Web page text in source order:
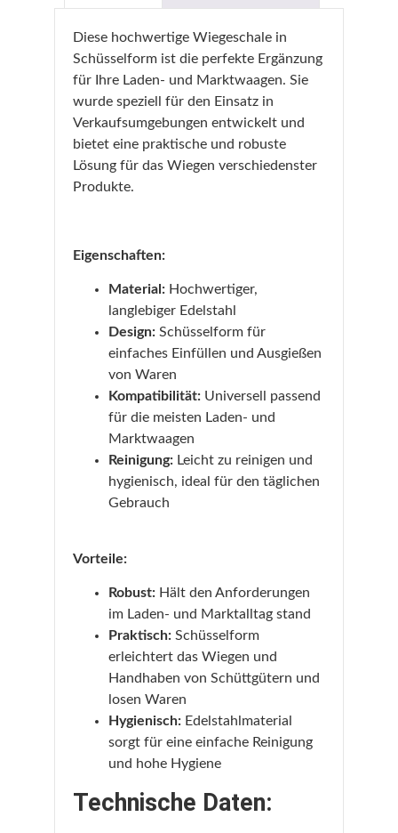
Diese hochwertige Wiegeschale in
Schüsselform ist die perfekte Ergänzung
für Ihre Laden- und Marktwaagen. Sie
wurde speziell für den Einsatz in
Verkaufsumgebungen entwickelt und
bietet eine praktische und robuste
Lösung für das Wiegen verschiedenster
Produkte.
Eigenschaften:
Material:Hochwertiger,
langlebiger Edelstahl
Design:Schüsselform für
einfaches Einfüllen und Ausgießen
von Waren
Kompatibilität:Universell passend
für die meisten Laden- und
Marktwaagen
Reinigung:Leicht zu reinigen und
hygienisch, ideal für den täglichen
Gebrauch
Vorteile:
Robust:Hält den Anforderungen
im Laden- und Marktalltag stand
Praktisch:Schüsselform
erleichtert das Wiegen und
Handhaben von Schüttgütern und
losen Waren
Hygienisch:Edelstahlmaterial
sorgt für eine einfache Reinigung
und hohe Hygiene
Technische Daten: